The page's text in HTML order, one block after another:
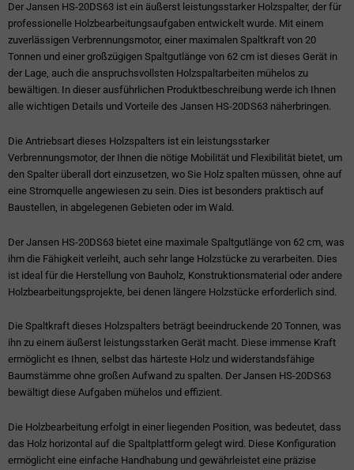
Der Jansen HS-20DS63 ist ein äußerst leistungsstarker Holzspalter, der für
professionelle Holzbearbeitungsaufgaben entwickelt wurde. Mit einem
zuverlässigen Verbrennungsmotor, einer maximalen Spaltkraft von 20
Tonnen und einer großzügigen Spaltgutlänge von 62 cm ist dieses Gerät in
der Lage, auch die anspruchsvollsten Holzspaltarbeiten mühelos zu
bewältigen. In dieser ausführlichen Produktbeschreibung werde ich Ihnen
alle wichtigen Details und Vorteile des Jansen HS-20DS63 näherbringen.
Die Antriebsart dieses Holzspalters ist ein leistungsstarker
Verbrennungsmotor, der Ihnen die nötige Mobilität und Flexibilität bietet, um
den Spalter überall dort einzusetzen, wo Sie Holz spalten müssen, ohne auf
eine Stromquelle angewiesen zu sein. Dies ist besonders praktisch auf
Baustellen, in abgelegenen Gebieten oder im Wald.
Der Jansen HS-20DS63 bietet eine maximale Spaltgutlänge von 62 cm, was
ihm die Fähigkeit verleiht, auch sehr lange Holzstücke zu verarbeiten. Dies
ist ideal für die Herstellung von Bauholz, Konstruktionsmaterial oder andere
Holzbearbeitungsprojekte, bei denen längere Holzstücke erforderlich sind.
Die Spaltkraft dieses Holzspalters beträgt beeindruckende 20 Tonnen, was
ihn zu einem äußerst leistungsstarken Gerät macht. Diese immense Kraft
ermöglicht es Ihnen, selbst das härteste Holz und widerstandsfähige
Baumstämme ohne großen Aufwand zu spalten. Der Jansen HS-20DS63
bewältigt diese Aufgaben mühelos und effizient.
Die Holzbearbeitung erfolgt in einer liegenden Position, was bedeutet, dass
das Holz horizontal auf die Spaltplattform gelegt wird. Diese Konfiguration
ermöglicht eine einfache Handhabung und gewährleistet eine präzise